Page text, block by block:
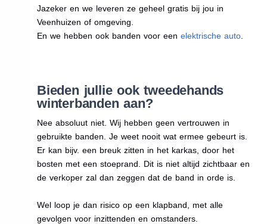
Jazeker en we leveren ze geheel gratis bij jou in
Veenhuizen of omgeving.
En we hebben ook banden voor een elektrische auto.
Bieden jullie ook tweedehands
winterbanden aan?
Nee absoluut niet. Wij hebben geen vertrouwen in
gebruikte banden. Je weet nooit wat ermee gebeurt is.
Er kan bijv. een breuk zitten in het karkas, door het
bosten met een stoeprand. Dit is niet altijd zichtbaar en
de verkoper zal dan zeggen dat de band in orde is.
Wel loop je dan risico op een klapband, met alle
gevolgen voor inzittenden en omstanders.